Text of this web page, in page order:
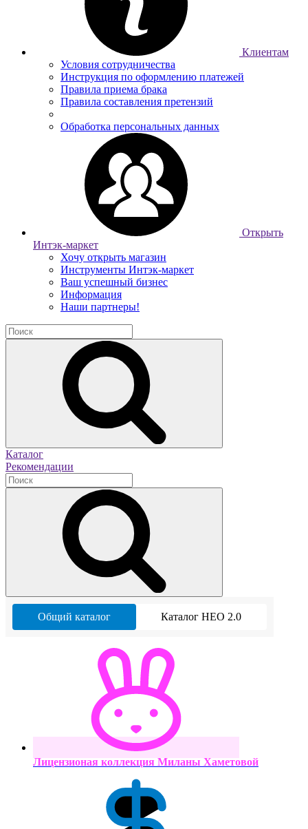
Клиентам
Условия сотрудничества
Инструкция по оформлению платежей
Правила приема брака
Правила составления претензий
Обработка персональных данных
Открыть
Интэк-маркет
Хочу открыть магазин
Инструменты Интэк-маркет
Ваш успешный бизнес
Информация
Наши партнеры!
Каталог
Рекомендации
Общий каталог Каталог НЕО 2.0
Лицензионая коллекция Миланы Хаметовой